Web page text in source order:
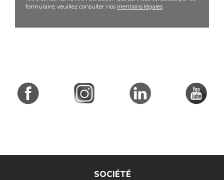
formulaire, veuillez consulter nos mentions légales
SOCIÉTÉ